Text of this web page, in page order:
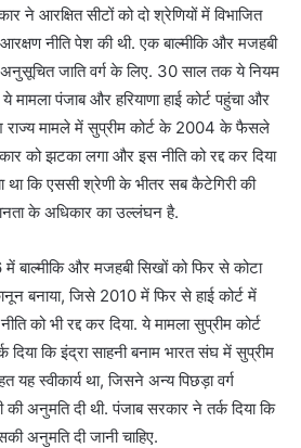
आरक्षित सीटों को दो श्रेणियों में विभाजित
नीति पेश की थी. एक बाल्मीकि और मजहबी
जाति वर्ग के लिए. 30 साल तक ये नियम
पंजाब और हरियाणा हाई कोर्ट पहुंचा और
राज्य मामले में सुप्रीम कोर्ट के 2004 के फैसले
को झटका लगा और इस नीति को रद्द कर दिया
था कि एससी श्रेणी के भीतर सब कैटेगिरी की
के अधिकार का उल्लंघन है.
बाल्मीकि और मजहबी सिखों को फिर से कोटा
बनाया, जिसे 2010 में फिर से हाई कोर्ट में
को भी रद्द कर दिया. ये मामला सुप्रीम कोर्ट
कि इंद्रा साहनी बनाम भारत संघ में सुप्रीम
स्वीकार्य था, जिसने अन्य पिछड़ा वर्ग
अनुमति दी थी. पंजाब सरकार ने तर्क दिया कि
अनुमति दी जानी चाहिए.